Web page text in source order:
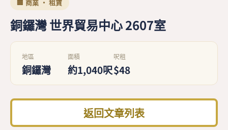
🏢 商業 · 租賃
銅鑼灣 世界貿易中心 2607室
地區
銅鑼灣
面積
約1,040呎
呎租
$48
返回文章列表